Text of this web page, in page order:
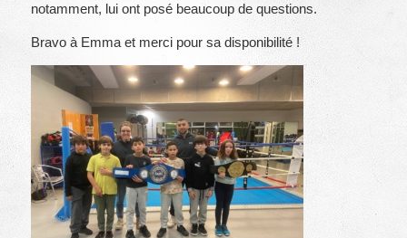
notamment, lui ont posé beaucoup de questions.
Bravo à Emma et merci pour sa disponibilité !